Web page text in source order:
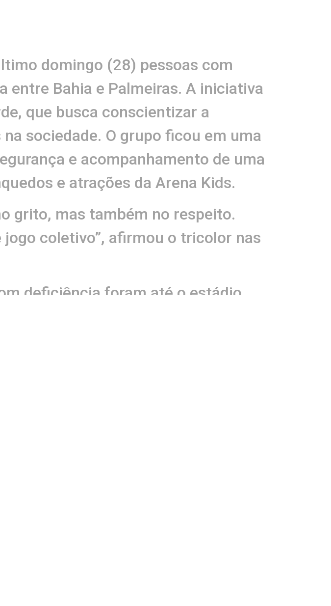
domingo (28) pessoas com
entre Bahia e Palmeiras. A iniciativa
que busca conscientizar a
sociedade. O grupo ficou em uma
e acompanhamento de uma
e atrações da Arena Kids.
grito, mas também no respeito.
coletivo”, afirmou o tricolor nas
deficiência foram até o estádio,